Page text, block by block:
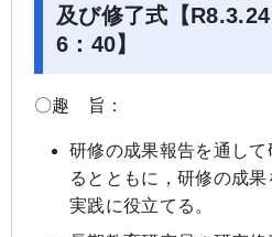
及び修了式【
6：40】
〇趣 旨：
研修の成果報告を通し
るとともに，研修の成
実践に役立てる。